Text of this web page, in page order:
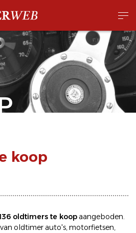
koop
oldtimers te koopaangeboden.
van oldtimerauto's,motorfietsen,